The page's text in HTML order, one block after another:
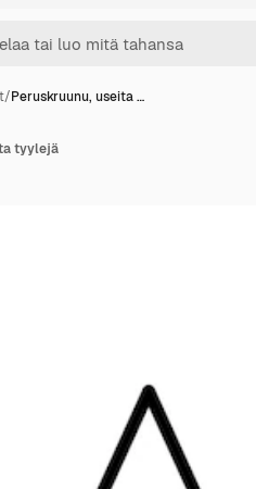
/Peruskruunu, useita …
tyylejä